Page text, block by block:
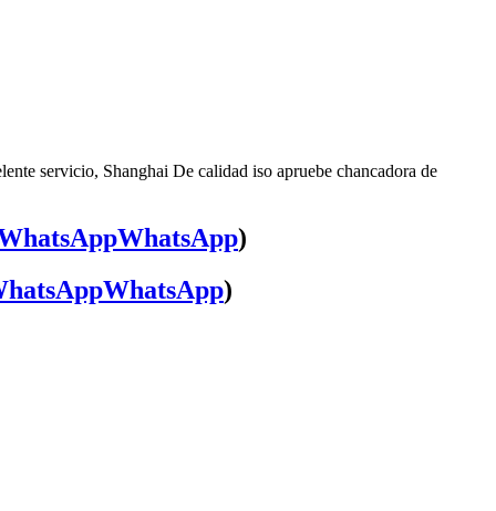
servicio, Shanghai De calidad iso apruebe chancadora de
WhatsApp)
WhatsApp)